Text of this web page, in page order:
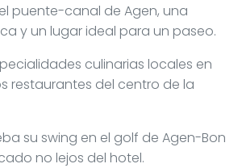
puente-canal de Agen, una
y un lugar ideal para un paseo.
culinarias locales en
restaurantes del centro de la
su swing en el golf de Agen-Bon
no lejos del hotel.